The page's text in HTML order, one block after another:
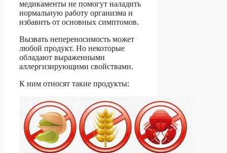
медикаменты не помогут наладить
нормальную работу организма и
избавить от основных симптомов.
Вызвать непереносимость может
любой продукт. Но некоторые
обладают выраженными
аллергизирующими свойствами.
К ним относят такие продукты: